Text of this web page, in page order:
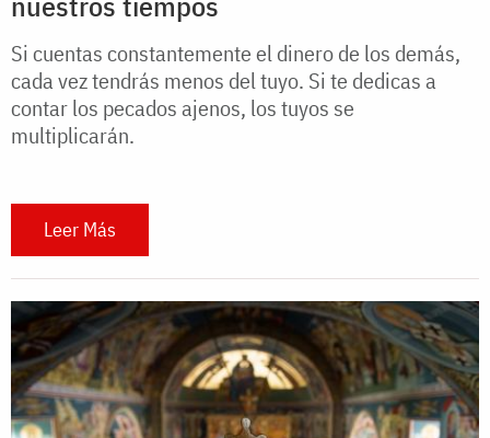
Si cuentas constantemente el dinero de los demás,
cada vez tendrás menos del tuyo. Si te dedicas a
contar los pecados ajenos, los tuyos se
multiplicarán.
Leer Más